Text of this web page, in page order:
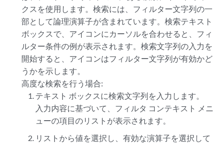
クスを使用します。検索には、フィルター文字列の一
部として論理演算子が含まれています。検索テキスト
ボックスで、アイコンにカーソルを合わせると、フィ
ルター条件の例が表示されます。検索文字列の入力を
開始すると、アイコンはフィルター文字列が有効かど
うかを示します。
高度な検索を行う場合:
テキスト ボックスに検索文字列を入力します。
入力内容に基づいて、フィルタ コンテキスト メニ
ューの項目のリストが表示されます。
リストから値を選択し、有効な演算子を選択して